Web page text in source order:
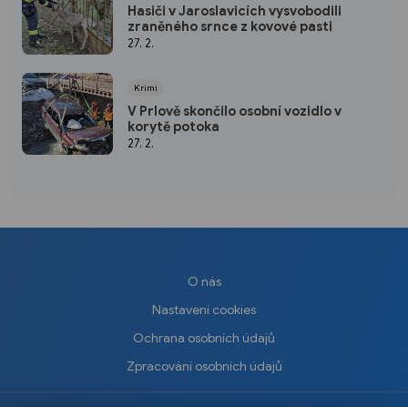
Hasiči v Jaroslavicích vysvobodili
zraněného srnce z kovové pasti
27. 2.
Krimi
V Prlově skončilo osobní vozidlo v
korytě potoka
27. 2.
O nás
Nastavení cookies
Ochrana osobních údajů
Zpracování osobních údajů